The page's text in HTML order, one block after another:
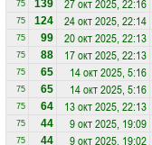
75 139 27 окт 2025, 22:16
75 124 24 окт 2025, 22:14
75 99 20 окт 2025, 22:13
75 88 17 окт 2025, 22:13
75 65 14 окт 2025, 5:16
75 65 14 окт 2025, 5:16
75 64 13 окт 2025, 22:13
75 44 9 окт 2025, 19:09
75 44 9 окт 2025, 19:02